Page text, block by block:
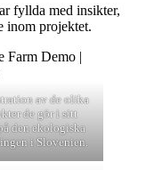
fyllda med insikter,
inom projektet.
av de olika
de gör i sitt
den ekologiska
i Slovenien.